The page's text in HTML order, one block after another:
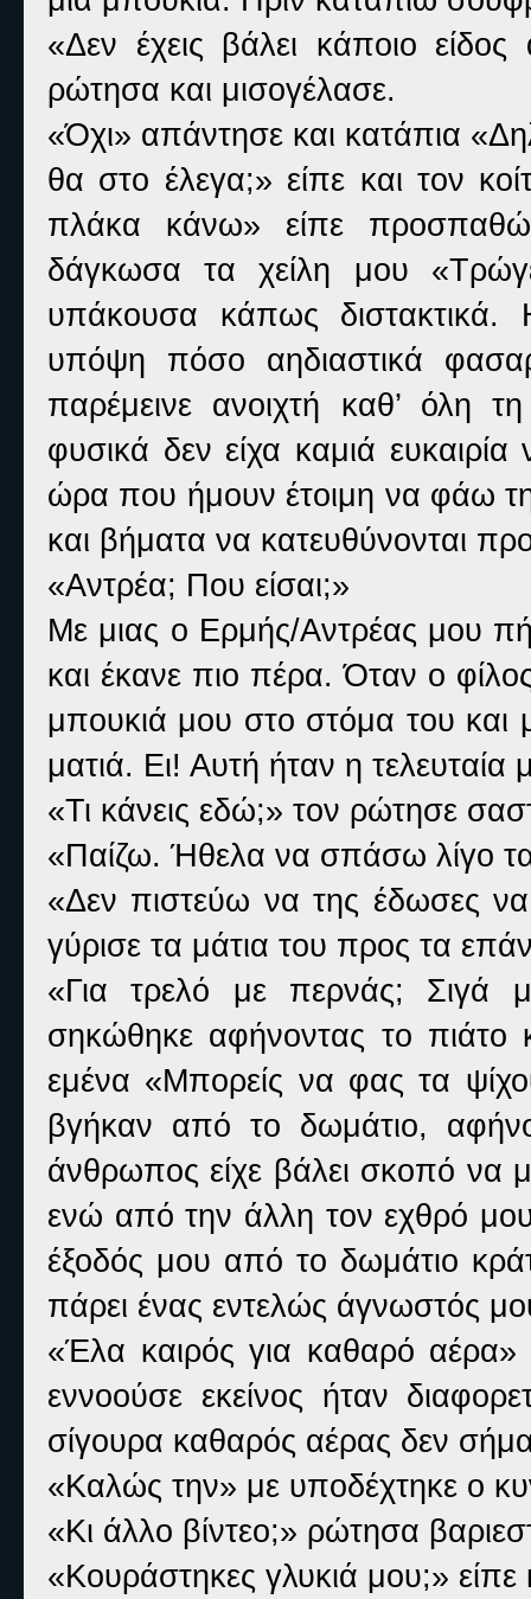
«Δεν έχεις βάλει κάποιο
ρώτησα και μισογέλασε.
«Όχι» απάντησε και κατάπια
θα στο έλεγα;» είπε και τον
πλάκα κάνω» είπε
δάγκωσα τα χείλη μου
υπάκουσα κάπως διστακτικά.
υπόψη πόσο αηδιαστικά
παρέμεινε ανοιχτή καθ’ όλη
φυσικά δεν είχα καμιά
ώρα που ήμουν έτοιμη να φάω
και βήματα να κατευθύνονται
«Αντρέα; Που είσαι;»
Με μιας ο Ερμής/Αντρέας μου
και έκανε πιο πέρα. Όταν ο
μπουκιά μου στο στόμα του και
ματιά. Ει! Αυτή ήταν η
«Τι κάνεις εδώ;» τον ρώτησε
«Παίζω. Ήθελα να σπάσω λίγο
«Δεν πιστεύω να της έδωσες
γύρισε τα μάτια του προς τα
«Για τρελό με περνάς; Σιγά
σηκώθηκε αφήνοντας το πιάτο
εμένα «Μπορείς να φας τα
βγήκαν από το δωμάτιο,
άνθρωπος είχε βάλει σκοπό να
ενώ από την άλλη τον εχθρό
έξοδός μου από το δωμάτιο
πάρει ένας εντελώς άγνωστός
«Έλα καιρός για καθαρό
εννοούσε εκείνος ήταν
σίγουρα καθαρός αέρας δεν
«Καλώς την» με υποδέχτηκε ο
«Κι άλλο βίντεο;» ρώτησα
«Κουράστηκες γλυκιά μου;» είπε